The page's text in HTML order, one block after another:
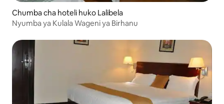
Chumba cha hoteli huko Lalibela
Nyumba ya Kulala Wageni ya Birhanu